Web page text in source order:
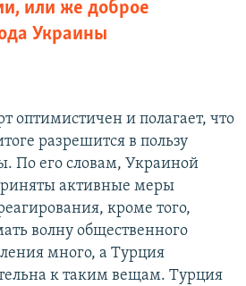
или же доброе
Украины
оптимистичен и полагает, что
разрешится в пользу
По его словам, Украиной
активные меры
кроме того,
волну общественного
много, а Турция
к таким вещам. Турция